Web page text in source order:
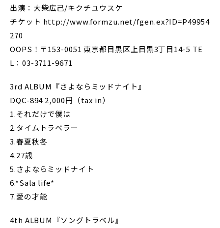
出演：大柴広己/キクチユウスケ
チケット http://www.formzu.net/fgen.ex?ID=P49954
270
OOPS！〒153-0051 東京都目黒区上目黒3丁目14-5 TE
L：03-3711-9671
3rd ALBUM『さよならミッドナイト』
DQC-894 2,000円（tax in）
1.それだけで僕は
2.タイムトラベラー
3.春夏秋冬
4.27歳
5.さよならミッドナイト
6.*Sala life*
7.愛の才能
4th ALBUM『ソングトラベル』